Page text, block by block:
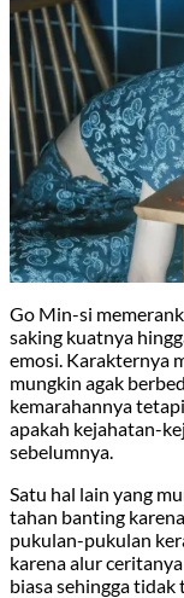
Go Min-si
saking kuatnya
emosi. Karakternya
mungkin agak
kemarahannya
apakah kejahatan-
sebelumnya.
Satu hal lain yang
tahan banting
pukulan-pukulan
karena alur
biasa sehingga tidak